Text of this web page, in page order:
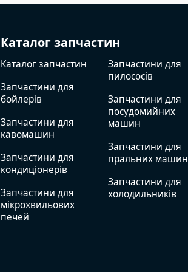
Каталог запчастин
Каталог запчастин
Запчастини для
бойлерів
Запчастини для
кавомашин
Запчастини для
кондиціонерів
Запчастини для
мікрохвильових
печей
Запчастини для
пилососів
Запчастини для
посудомийних
машин
Запчастини для
пральних машин
Запчастини для
холодильників